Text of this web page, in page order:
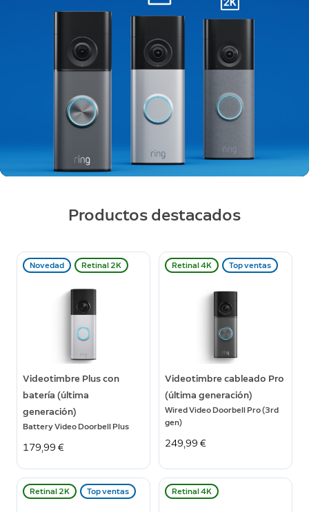
Productos destacados
Novedad Retinal 2K
Videotimbre Plus con
batería (última
generación)
Battery Video Doorbell Plus
179,99 €
Retinal 4K Top ventas
Videotimbre cableado Pro
(última generación)
Wired Video Doorbell Pro (3rd
gen)
249,99 €
Retinal 2K Top ventas Retinal 4K